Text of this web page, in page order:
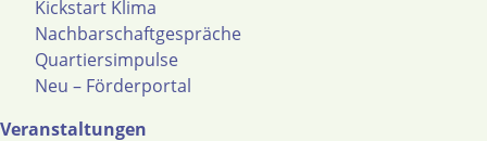
Kickstart Klima
Nachbarschaftgespräche
Quartiersimpulse
Neu – Förderportal
Veranstaltungen